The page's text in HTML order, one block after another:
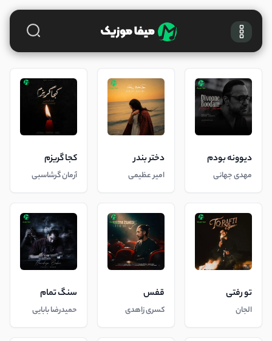
دیوونه بودم
مهدی جهانی
دختر بندر
امیر عظیمی
کجا گریزم
آرمان گرشاسبی
تو رفتی
الجان
قفس
کسری زاهدی
سنگ تمام
حمیدرضا بابایی